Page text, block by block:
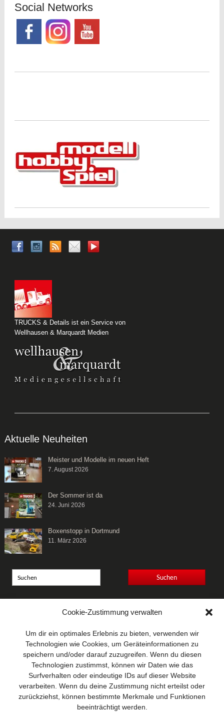
Cookie-Zustimmung verwalten
Um dir ein optimales Erlebnis zu bieten, verwenden wir
Technologien wie Cookies, um Geräteinformationen zu
speichern und/oder darauf zuzugreifen. Wenn du diesen
Technologien zustimmst, können wir Daten wie das
Surfverhalten oder eindeutige IDs auf dieser Website
verarbeiten. Wenn du deine Zustimmung nicht erteilst oder
zurückziehst, können bestimmte Merkmale und Funktionen
beeinträchtigt werden.
Social Networks
TRUCKS & Details ist ein Service von
Wellhausen & Marquardt Medien
Aktuelle Neuheiten
Meister und Modelle im neuen Heft
7. August 2026
Der Sommer ist da
24. Juni 2026
Boxenstopp in Dortmund
11. März 2026
Mediengesellschaft bR
Mundsburger Damm 6
22087 Hamburg
Kontakt
Telefon: 0 40 / 42 91 77-0
E-Mail:post@wm-medien.de
Web:www.wm-medien.de